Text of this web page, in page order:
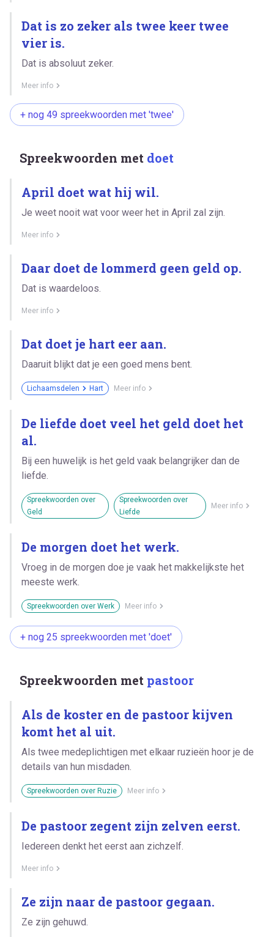
Dat is zo zeker als twee keer twee
vier is.
Dat is absoluut zeker.
Meer info
+ nog 49 spreekwoorden met 'twee'
Spreekwoorden met doet
April doet wat hij wil.
Je weet nooit wat voor weer het in April zal zijn.
Meer info
Daar doet de lommerd geen geld op.
Dat is waardeloos.
Meer info
Dat doet je hart eer aan.
Daaruit blijkt dat je een goed mens bent.
Lichaamsdelen Hart Meer info
De liefde doet veel het geld doet het
al.
Bij een huwelijk is het geld vaak belangrijker dan de
liefde.
Spreekwoorden over
Geld
Spreekwoorden over
Liefde
Meer info
De morgen doet het werk.
Vroeg in de morgen doe je vaak het makkelijkste het
meeste werk.
Spreekwoorden over Werk Meer info
+ nog 25 spreekwoorden met 'doet'
Spreekwoorden met pastoor
Als de koster en de pastoor kijven
komt het al uit.
Als twee medeplichtigen met elkaar ruzieën hoor je de
details van hun misdaden.
Spreekwoorden over Ruzie Meer info
De pastoor zegent zijn zelven eerst.
Iedereen denkt het eerst aan zichzelf.
Meer info
Ze zijn naar de pastoor gegaan.
Ze zijn gehuwd.